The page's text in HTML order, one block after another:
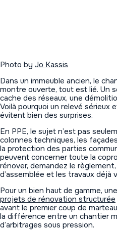
Photo by Jo Kassis
Dans un immeuble ancien, le
montre ouverte, tout est lié. Un
cache des réseaux, une
Voilà pourquoi un relevé sérieux
évitent bien des surprises.
En PPE, le sujet n’est pas
colonnes techniques, les
la protection des parties
peuvent concerner toute la
rénover, demandez le
d’assemblée et les travaux déjà
Pour un bien haut de gamme, une
projets de rénovation structurée
avant le premier coup de
la différence entre un chantier
d’arbitrages sous pression.